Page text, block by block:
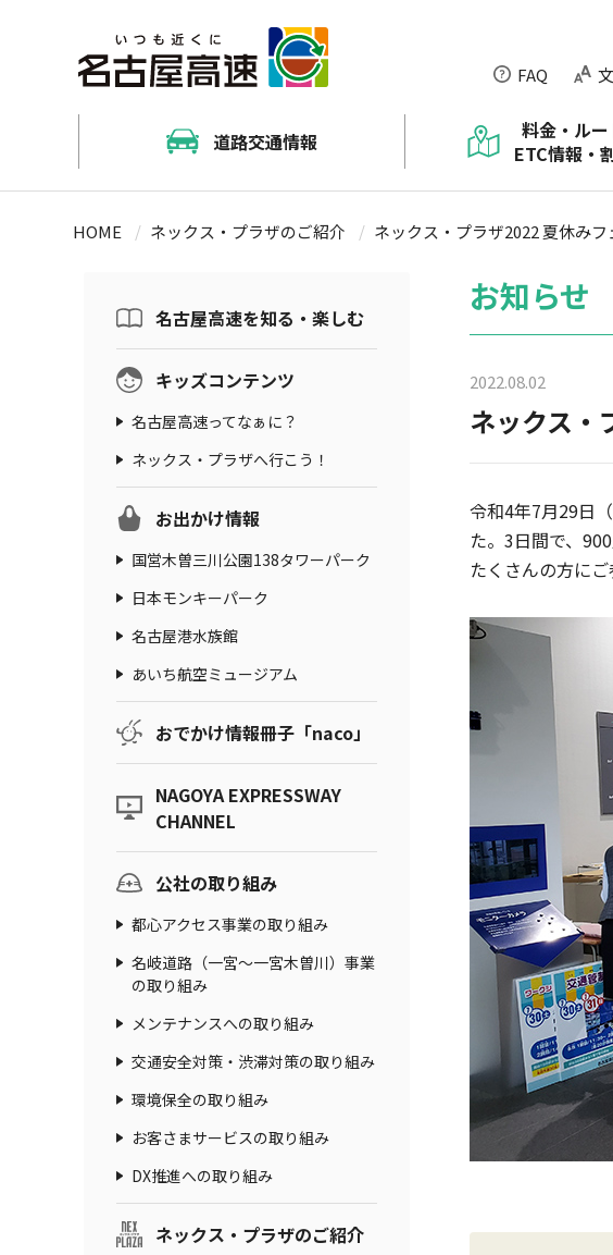
FAQ
道路交通情報
防災情報（通行止め）メールサービス
料金・ル
ETC情報・
料金情報
ETCについて
名古屋高速道路をご利用する前に
お出かけ情報
公社
ネッ
HOME ネックス・プラザのご紹介 ネックス・プラザ2022 夏休み
名古屋高速を知る・楽しむ
キッズコンテンツ
名古屋高速ってなぁに？
ネックス・プラザへ行こう！
お出かけ情報
国営木曽三川公園138タワーパーク
日本モンキーパーク
名古屋港水族館
あいち航空ミュージアム
おでかけ情報冊子「naco」
NAGOYA EXPRESSWAY
CHANNEL
公社の取り組み
都心アクセス事業の取り組み
名岐道路（一宮～一宮木曽川）事業
の取り組み
メンテナンスへの取り組み
交通安全対策・渋滞対策の取り組み
環境保全の取り組み
お客さまサービスの取り組み
DX推進への取り組み
ネックス・プラザのご紹介
お知らせ
2022.08.02
ネックス・
令和4年7月29日
た。3日間で、
たくさんの方に